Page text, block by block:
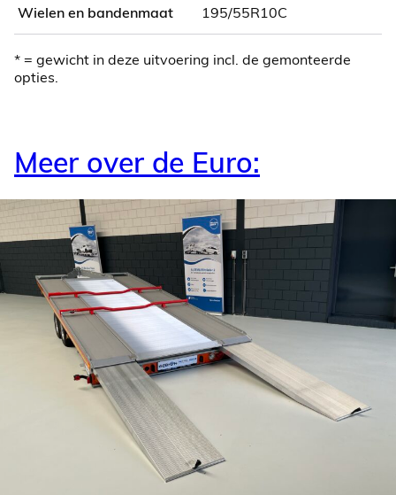
Wielen en bandenmaat 195/55R10C
* = gewicht in deze uitvoering incl. de gemonteerde
opties.
Meer over de Euro: